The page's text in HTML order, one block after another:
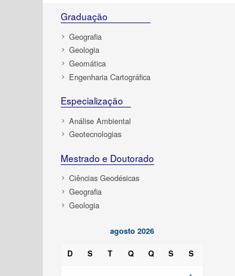
Graduação
Geografia
Geologia
Geomática
Engenharia Cartográfica
Especialização
Análise Ambiental
Geotecnologias
Mestrado e Doutorado
Ciências Geodésicas
Geografia
Geologia
agosto 2026
D S T Q Q S S